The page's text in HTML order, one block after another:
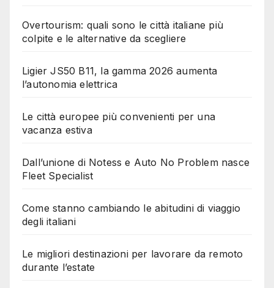
Overtourism: quali sono le città italiane più
colpite e le alternative da scegliere
Ligier JS50 B11, la gamma 2026 aumenta
l’autonomia elettrica
Le città europee più convenienti per una
vacanza estiva
Dall’unione di Notess e Auto No Problem nasce
Fleet Specialist
Come stanno cambiando le abitudini di viaggio
degli italiani
Le migliori destinazioni per lavorare da remoto
durante l’estate